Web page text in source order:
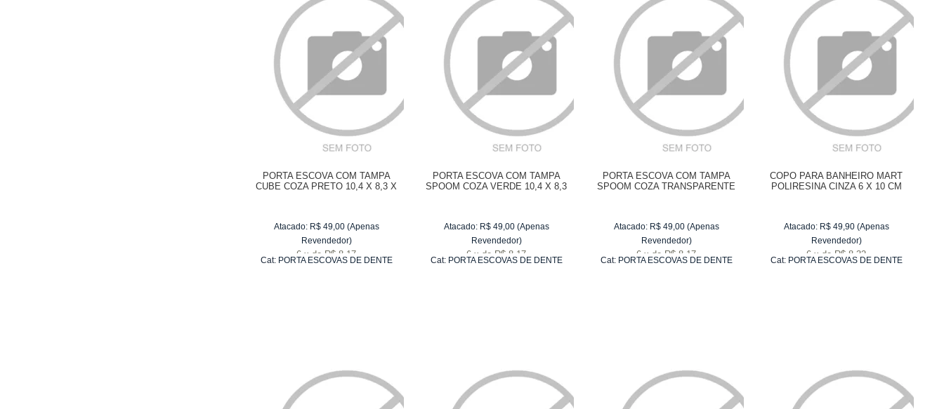
PORTA ESCOVA COM TAMPA
CUBE COZA PRETO 10,4 X 8,3 X
Atacado: R$ 49,00 (Apenas
Revendedor)
6 x de R$ 8,17
Cat: PORTA ESCOVAS DE DENTE
PORTA ESCOVA COM TAMPA
SPOOM COZA VERDE 10,4 X 8,3
Atacado: R$ 49,00 (Apenas
Revendedor)
6 x de R$ 8,17
Cat: PORTA ESCOVAS DE DENTE
PORTA ESCOVA COM TAMPA
SPOOM COZA TRANSPARENTE
Atacado: R$ 49,00 (Apenas
Revendedor)
6 x de R$ 8,17
Cat: PORTA ESCOVAS DE DENTE
COPO PARA BANHEIRO MART
POLIRESINA CINZA 6 X 10 CM
Atacado: R$ 49,90 (Apenas
Revendedor)
6 x de R$ 8,32
Cat: PORTA ESCOVAS DE DENTE